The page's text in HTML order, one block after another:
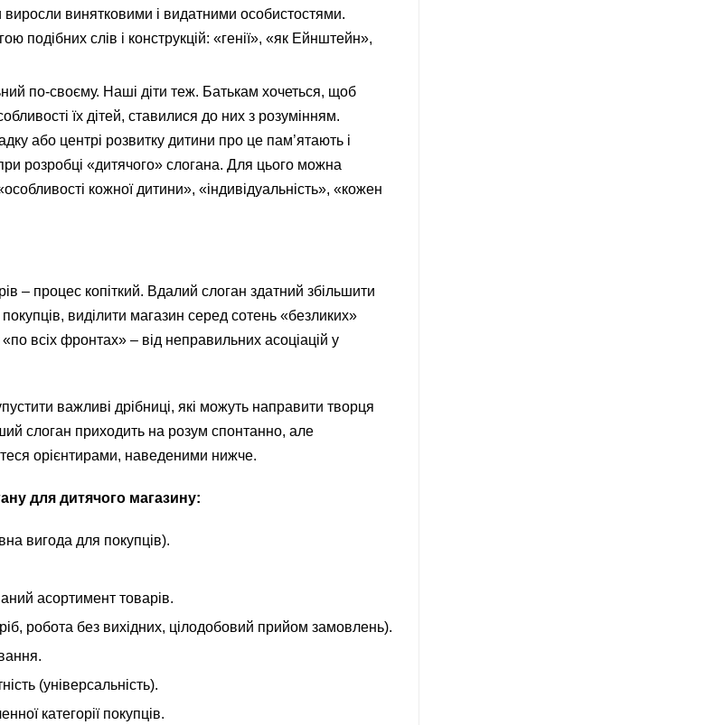
виросли винятковими і видатними особистостями.
подібних слів і конструкцій: «генії», «як Ейнштейн»,
по-своєму. Наші діти теж. Батькам хочеться, щоб
їх дітей, ставилися до них з розумінням.
або центрі розвитку дитини про це пам’ятають і
розробці «дитячого» слогана. Для цього можна
кожної дитини», «індивідуальність», «кожен
– процес копіткий. Вдалий слоган здатний збільшити
виділити магазин серед сотень «безликих»
всіх фронтах» – від неправильних асоціацій у
важливі дрібниці, які можуть направити творця
слоган приходить на розум спонтанно, але
орієнтирами, наведеними нижче.
для дитячого магазину:
вигода для покупців).
асортимент товарів.
робота без вихідних, цілодобовий прийом замовлень).
(універсальність).
категорії покупців.